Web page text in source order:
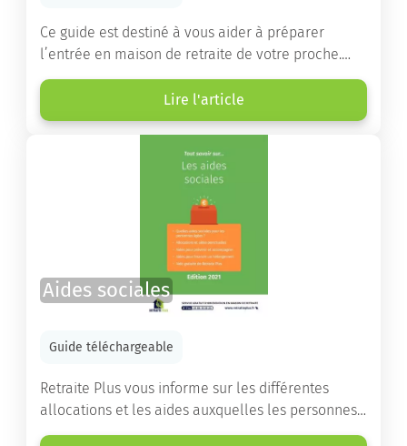
Ce guide est destiné à vous aider à préparer
l’entrée en maison de retraite de votre proche.
Vous y trouverez un panorama des différents types
d’établissements ainsi que des conseils pratiques
destinés à orienter les familles et à leur faciliter
Lire l'article
Aides sociales
Guide téléchargeable
Retraite Plus vous informe sur les différentes
allocations et les aides auxquelles les personnes
âgées ont droit pour financer un séjour en maison